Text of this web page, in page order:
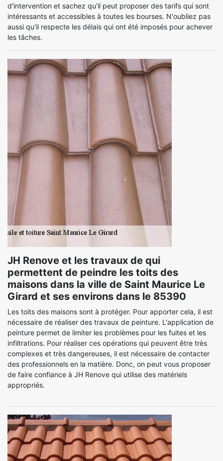
d'intervention et sachez qu'il peut proposer des tarifs qui sont
intéressants et accessibles à toutes les bourses. N'oubliez pas
aussi qu'il respecte les délais qui ont été imposés pour achever
les tâches.
JH Renove et les travaux de qui
permettent de peindre les toits des
maisons dans la ville de Saint Maurice Le
Girard et ses environs dans le 85390
Les toits des maisons sont à protéger. Pour apporter cela, il est
nécessaire de réaliser des travaux de peinture. L'application de
peinture permet de limiter les problèmes pour les fuites et les
infiltrations. Pour réaliser ces opérations qui peuvent être très
complexes et très dangereuses, il est nécessaire de contacter
des professionnels en la matière. Donc, on peut vous proposer
de faire confiance à JH Renove qui utilise des matériels
appropriés.